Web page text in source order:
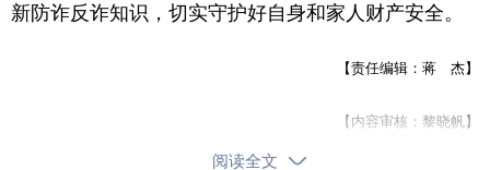
新防诈反诈知识，切实守护好自身和家人财产安全。
【责任编辑：蒋 杰】
【内容审核：黎晓帆】
阅读全文